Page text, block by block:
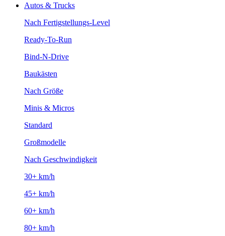
Autos & Trucks
Nach Fertigstellungs-Level
Ready-To-Run
Bind-N-Drive
Baukästen
Nach Größe
Minis & Micros
Standard
Großmodelle
Nach Geschwindigkeit
30+ km/h
45+ km/h
60+ km/h
80+ km/h